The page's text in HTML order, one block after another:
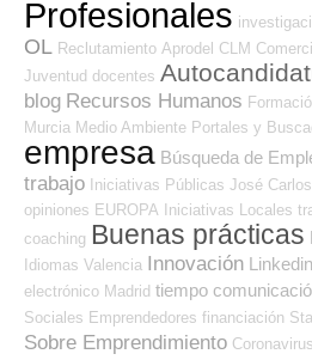
Profesionales
OL Reclutamiento Aprodel CLM
Juventud docentes
blog Recursos Humanos
Murcia Medio Ambiente Portales y
empresa Búsqueda de
trabajo Iniciativas Públicas José Carlos
opiniones EUROPA Iniciativas Locales
coaching Buenas prácticas
Idiomas Valencia Innovación Linkedin
electrónico Madrid tiempo
Sociales Emprendedores financiación
Sobre Emprendimiento Coronavirus